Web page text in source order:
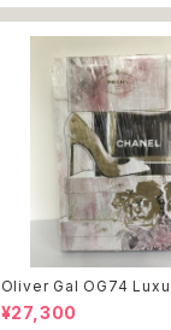
Oliver Gal OG74
ked Shoes Rose
アート インテリア お祝い
¥27,300